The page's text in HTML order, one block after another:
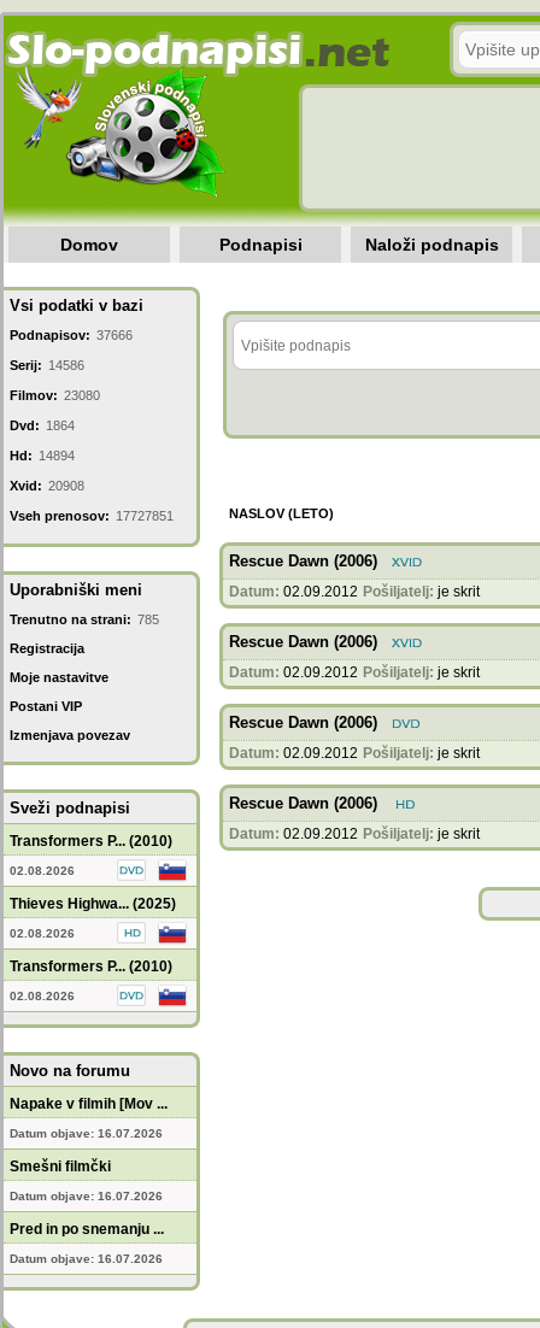
Domov Podnapisi Naloži podnapis
Vsi podatki v bazi
Podnapisov: 37666
Serij: 14586
Filmov: 23080
Dvd: 1864
Hd: 14894
Xvid: 20908
Vseh prenosov: 17727851
Uporabniški meni
Trenutno na strani: 785
Registracija
Moje nastavitve
Postani VIP
Izmenjava povezav
Sveži podnapisi
Transformers P... (2010)
02.08.2026
Thieves Highwa... (2025)
02.08.2026
Transformers P... (2010)
02.08.2026
Novo na forumu
Napake v filmih [Mov ...
Datum objave: 16.07.2026
Smešni filmčki
Datum objave: 16.07.2026
Pred in po snemanju ...
Datum objave: 16.07.2026
NASLOV (LETO)
Rescue Dawn (2006)
Datum: 02.09.2012 Pošiljatelj: je skrit
Rescue Dawn (2006)
Datum: 02.09.2012 Pošiljatelj: je skrit
Rescue Dawn (2006)
Datum: 02.09.2012 Pošiljatelj: je skrit
Rescue Dawn (2006)
Datum: 02.09.2012 Pošiljatelj: je skrit